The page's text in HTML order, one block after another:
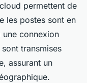
permettent de
les postes sont en
une connexion
transmises
assurant un